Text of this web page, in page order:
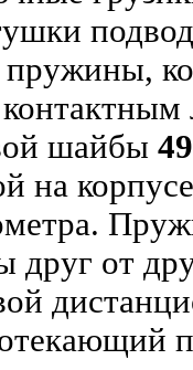
пружины,
шайбы
на корпусе
друг от